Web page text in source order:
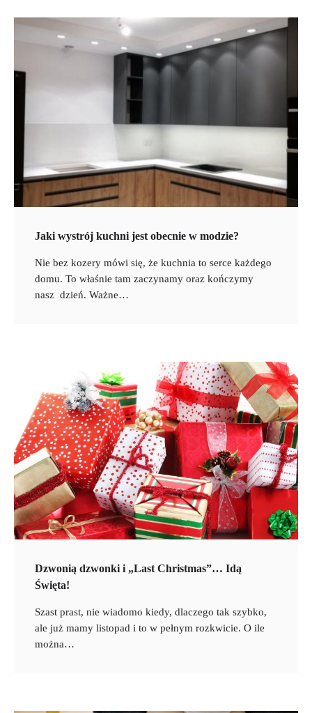
Jaki wystrój kuchni jest obecnie w modzie?
Nie bez kozery mówi się, że kuchnia to serce każdego
domu. To właśnie tam zaczynamy oraz kończymy
nasz dzień. Ważne…
Dzwonią dzwonki i „Last Christmas”… Idą
Święta!
Szast prast, nie wiadomo kiedy, dlaczego tak szybko,
ale już mamy listopad i to w pełnym rozkwicie. O ile
można…